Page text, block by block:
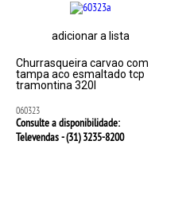
adicionar a lista
Churrasqueira carvao com
tampa aco esmaltado tcp
tramontina 320l
060323
Consulte a disponibilidade:
Televendas - (31)3235-8200